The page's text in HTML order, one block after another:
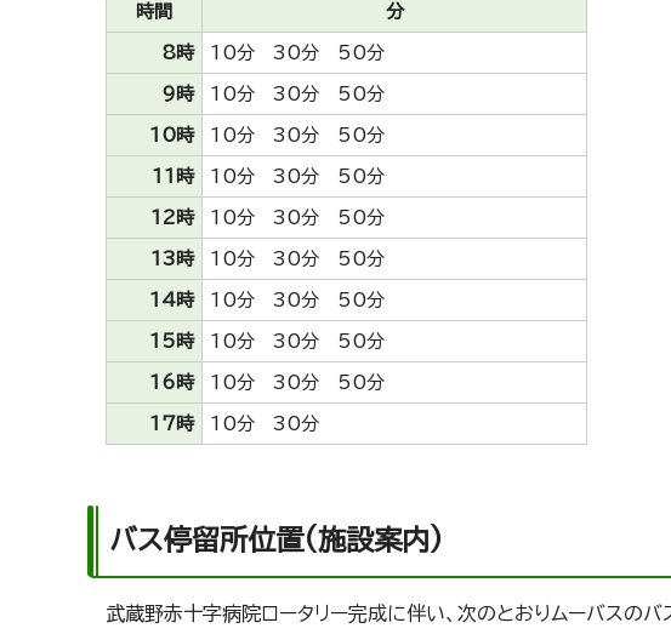
時間 分
8時 10分 30分 50分
9時 10分 30分 50分
10時 10分 30分 50分
11時 10分 30分 50分
12時 10分 30分 50分
13時 10分 30分 50分
14時 10分 30分 50分
15時 10分 30分 50分
16時 10分 30分 50分
17時 10分 30分
バス停留所位置(施設案内)
武蔵野赤十字病院ロータリー完成に伴い、次のとおりムーバスのバ